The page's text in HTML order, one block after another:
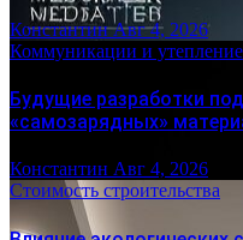
КонстантинАвг 4, 2026
Коммуникации и утепление
Будущие разработки
«самозарядных»
Константин Авг 4, 2026
Стоимость строительства